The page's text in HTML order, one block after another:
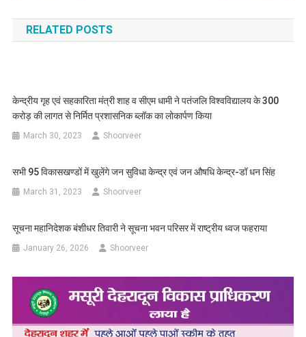
navigation
RELATED POSTS
केन्द्रीय गृह एवं सहकारिता मंत्री शाह व सीएम धामी ने पतंजलि विश्वविद्यालय के 300
करोड़ की लागत से निर्मित प्रशासनिक ब्लॉक का लोकार्पण किया
March 30, 2023 Shoorveer
सभी 95 विकासखण्डों में खुलेंगे जन सुविधा केन्द्र एवं जन औषधि केन्द्र-डॉ धन सिंह
March 31, 2023 Shoorveer
सूचना महानिदेशक बंशीधर तिवारी ने सूचना भवन परिसर में राष्ट्रीय ध्वज फहराया
January 26, 2026 Shoorveer